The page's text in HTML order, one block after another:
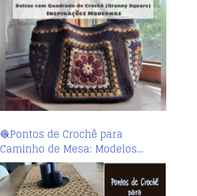
🧶Pontos de Crochê para
Caminho de Mesa: Modelos…